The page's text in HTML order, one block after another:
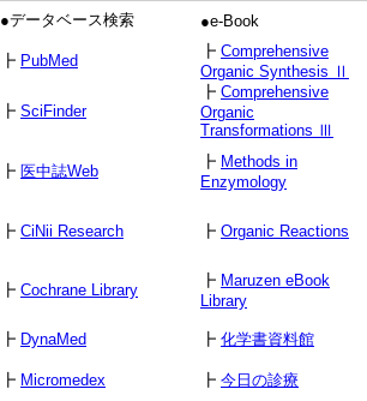
●データベース検索
●e-Book
┣ PubMed
┣ Comprehensive
Organic Synthesis Ⅱ
┣ SciFinder
┣ Comprehensive
Organic
Transformations Ⅲ
┣ 医中誌Web
┣ Methods in
Enzymology
┣ CiNii Research ┣ Organic Reactions
┣ Cochrane Library
┣ Maruzen eBook
Library
┣ DynaMed ┣ 化学書資料館
┣ Micromedex ┣ 今日の診療